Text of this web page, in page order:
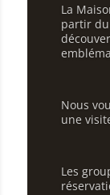
La
partir
Nous
une
Les